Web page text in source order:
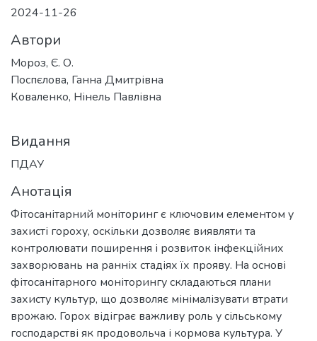
2024-11-26
Автори
Мороз, Є. О.
Поспєлова, Ганна Дмитрівна
Коваленко, Нінель Павлівна
Видання
ПДАУ
Анотація
Фітосанітарний моніторинг є ключовим елементом у
захисті гороху, оскільки дозволяє виявляти та
контролювати поширення і розвиток інфекційних
захворювань на ранніх стадіях їх прояву. На основі
фітосанітарного моніторингу складаються плани
захисту культур, що дозволяє мінімалізувати втрати
врожаю. Горох відіграє важливу роль у сільському
господарстві як продовольча і кормова культура. У